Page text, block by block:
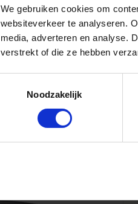
We gebruiken cookies om
websiteverkeer te analyseren.
media, adverteren en analyse.
verstrekt of die ze hebben
Noodzakelijk